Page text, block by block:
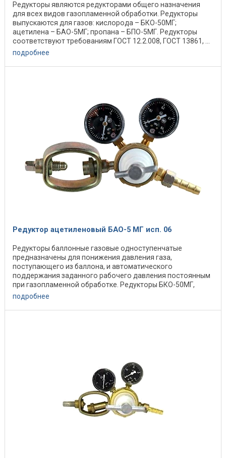
Редукторы являются редукторами общего назначения
для всех видов газопламенной обработки. Редукторы
выпускаются для газов: кислорода – БКО-50МГ;
ацетилена – БАО-5МГ; пропана – БПО-5МГ. Редукторы
соответствуют требованиям ГОСТ 12.2.008, ГОСТ 13861, ...
подробнее
Редуктор ацетиленовый БАО-5 МГ исп. 06
Редукторы баллонные газовые одноступенчатые
предназначены для понижения давления газа,
поступающего из баллона, и автоматического
поддержания заданного рабочего давления постоянным
при газопламенной обработке. Редукторы БКО-50МГ,
БАО-5МГ, БПО-5МГ ...
подробнее